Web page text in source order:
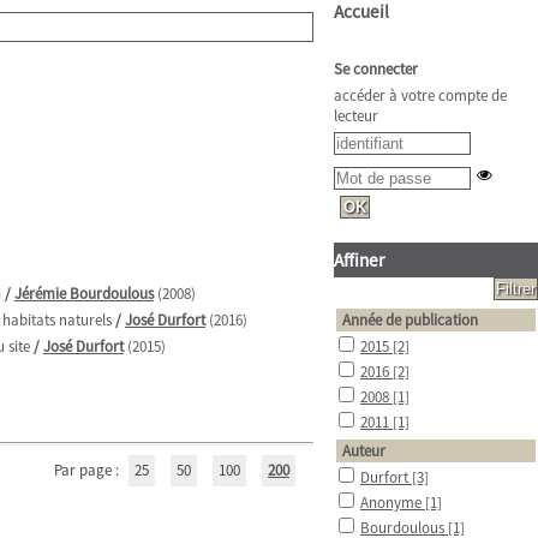
/Jérémie Bourdoulous(2008)
habitats naturels/José Durfort(2016)
site/José Durfort(2015)
Par page : 25 50 100 200
Accueil
Se connecter
accéder à votre compte de
lecteur
Affiner
Année de publication
2015 [2]
2016 [2]
2008 [1]
2011 [1]
Auteur
Durfort [3]
Anonyme [1]
Bourdoulous [1]